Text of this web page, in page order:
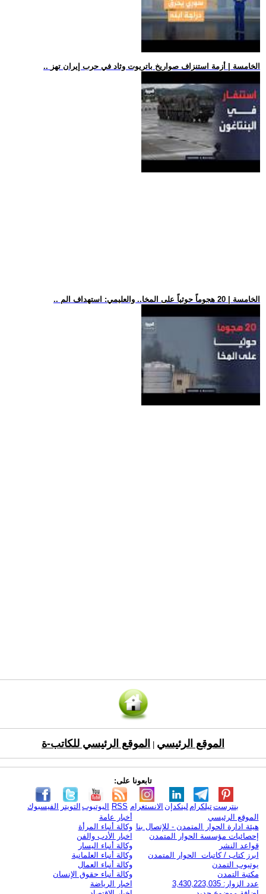
.. الخامسة | أزمة استنزاف صواريخ باتريوت وثاد في حرب إيران تهز
.. الخامسة | 20 هجوماً حوثياً على المخا.. والعليمي: استهداف الم
الموقع الرئيسي الموقع الرئيسي للكاتب-ة
تابعونا على:
الفيسبوك التويتر اليوتيوب RSS الانستغرام لينكدإن تيلكرامبنترست
الموقع الرئيسي
هيئة ادارة الحوار المتمدن - للإتصال بنا
إحصائيات مؤسسة الحوار المتمدن
قواعد النشر
ابرز كتاب / كاتبات الحوار المتمدن
يوتيوب التمدن
مكتبة التمدن
عدد الزوار: 3,430,223,035
أخبار عامة
وكالة أنباء المرأة
اخبار الأدب والفن
وكالة أنباء اليسار
وكالة أنباء العلمانية
وكالة أنباء العمال
وكالة أنباء حقوق الإنسان
اخبار الرياضة